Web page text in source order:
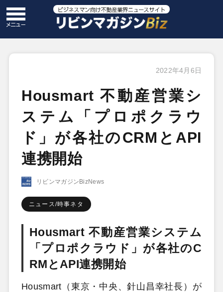
2022年4月6日
Housmart 不動産営業シ
ステム「プロポクラウ
ド」が各社のCRMとAPI
連携開始
リビンマガジンBizNews
ニュース/時事ネタ
Housmart 不動産営業システム
「プロポクラウド」が各社のC
RMとAPI連携開始
Housmart（東京・中央、針山昌幸社長）が